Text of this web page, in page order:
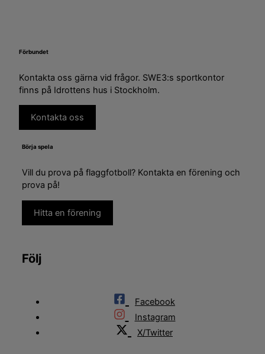
Förbundet
Kontakta oss gärna vid frågor. SWE3:s sportkontor
finns på Idrottens hus i Stockholm.
Kontakta oss
Börja spela
Vill du prova på flaggfotboll? Kontakta en förening och
prova på!
Hitta en förening
Följ
Facebook
Instagram
X/Twitter